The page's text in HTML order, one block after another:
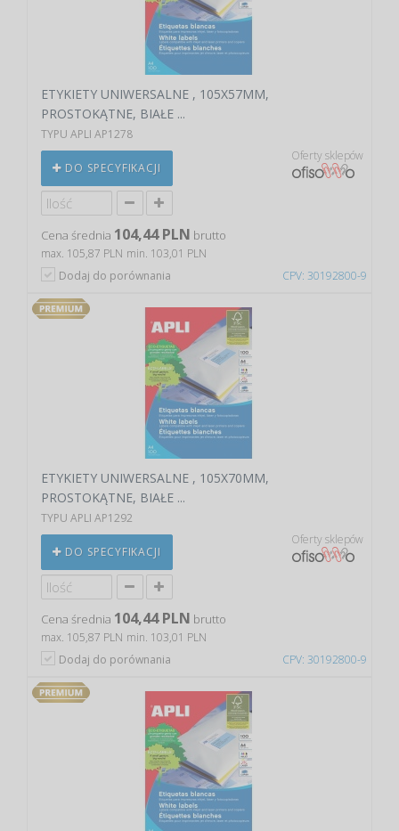
CPV: 30192800-9
ETYKIETY UNIWERSALNE , 105X57MM,
PROSTOKĄTNE, BIAŁE ...
TYPU APLI AP1278
DO SPECYFIKACJI
Oferty sklepów
Cena średnia 104,44 PLN brutto
max. 105,87 PLN min. 103,01 PLN
Dodaj do porównania
CPV: 30192800-9
ETYKIETY UNIWERSALNE , 105X70MM,
PROSTOKĄTNE, BIAŁE ...
TYPU APLI AP1292
DO SPECYFIKACJI
Oferty sklepów
Cena średnia 104,44 PLN brutto
max. 105,87 PLN min. 103,01 PLN
Dodaj do porównania